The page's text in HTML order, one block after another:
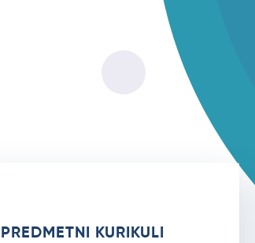
PREDMETNI KURIKULI